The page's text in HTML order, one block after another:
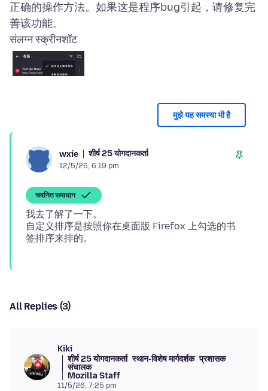
正确的操作方法。如果这是程序bug引起，请修复完
संलग्न स्क्रीनशॉट
मुझे यह समस्या भी है
wxie शीर्ष 25 योगदानकर्ता
12/5/26, 6:19 pm
चयनित समाधान
我去了解了一下。
自定义排序是按照你在桌面版 Firefox 上勾选的书
All Replies (3)
Kiki
शीर्ष 25 योगदानकर्ता स्थान-विशेष मार्गदर्शक प्रशासक
संचालक
Mozilla Staff
11/5/26, 7:25 pm